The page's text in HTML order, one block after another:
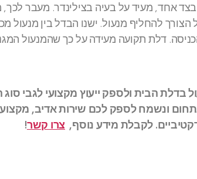
אחד, מעיד על בעיה בצילינדר. מעבר
להחליף מנעול. ישנו הבדל בין מנעול
דלת תקועה מעידה על כך שהמנעול
בדלת הבית ולספק ייעוץ מקצועי לגבי סוג
ונשמח לספק לכם שירות אדיב,
צרו קשר!